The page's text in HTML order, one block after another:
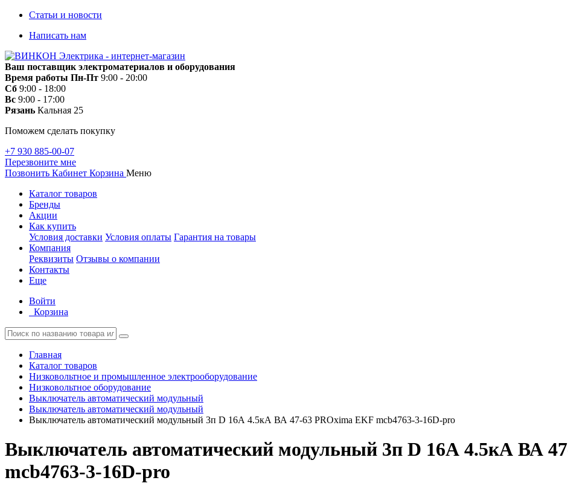
Статьи и новости
Написать нам
Ваш поставщик электроматериалов и оборудования
Время работы Пн-Пт 9:00 - 20:00
Сб 9:00 - 18:00
Вс 9:00 - 17:00
Рязань Кальная 25
Поможем сделать покупку
+7 930 885-00-07
Перезвоните мне
Позвонить Кабинет Корзина Меню
Каталог товаров
Бренды
Акции
Как купить
Условия доставки Условия оплаты Гарантия на товары
Компания
Реквизиты Отзывы о компании
Контакты
Еще
Войти
Корзина
Главная
Каталог товаров
Низковольтное и промышленное электрооборудование
Низковольтное оборудование
Выключатель автоматический модульный
Выключатель автоматический модульный
Выключатель автоматический модульный 3п D 16А 4.5кА ВА 47-63 PROxima EKF mcb4763-3-16D-pro
Выключатель автоматический модульный 3п D 16А 4.5кА ВА
mcb4763-3-16D-pro